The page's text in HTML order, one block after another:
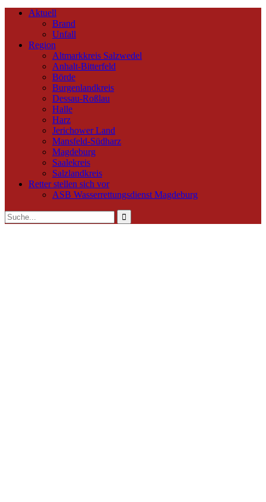
Aktuell
Brand
Unfall
Region
Altmarkkreis Salzwedel
Anhalt-Bitterfeld
Börde
Burgenlandkreis
Dessau-Roßlau
Halle
Harz
Jerichower Land
Mansfeld-Südharz
Magdeburg
Saalekreis
Salzlandkreis
Retter stellen sich vor
ASB Wasserrettungsdienst Magdeburg